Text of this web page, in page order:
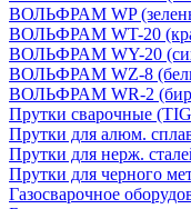
ВОЛЬФРАМ WP
ВОЛЬФРАМ WT-20
ВОЛЬФРАМ WY-20
ВОЛЬФРАМ WZ-8
ВОЛЬФРАМ WR-2
Прутки сварочные
Прутки для алюм.
Прутки для нерж.
Прутки для черного
Газосварочное